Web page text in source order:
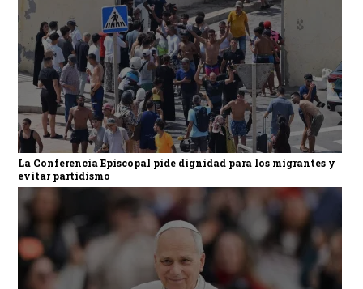
La Conferencia Episcopal pide dignidad para los migrantes y
evitar partidismo